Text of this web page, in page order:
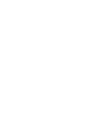
погрузкой в Воронеже